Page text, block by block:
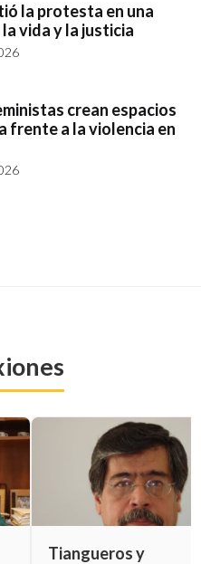
la protesta en una
vida y la justicia
crean espacios
frente a la violencia en
Tiangueros y